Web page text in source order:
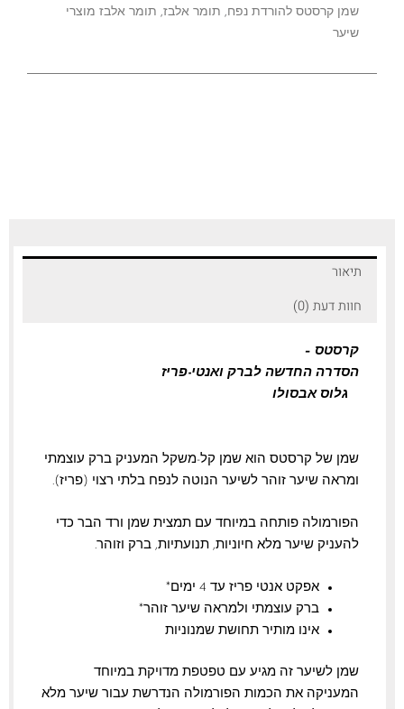
שמן קרסטס להורדת נפח, תומר אלבז, תומר אלבז מוצרי
שיער
תיאור
חוות דעת (0)
קרסטס –
הסדרה החדשה לברק ואנטי-פריז
גלוס אבסולו
שמן של קרסטס הוא שמן קל-משקל המעניק ברק עוצמתי
ומראה שיער זוהר לשיער הנוטה לנפח בלתי רצוי (פריז).
הפורמולה פותחה במיוחד עם תמצית שמן ורד הבר כדי
להעניק שיער מלא חיוניות, תנועתיות, ברק וזוהר.
אפקט אנטי פריז עד 4 ימים*
ברק עוצמתי ולמראה שיער זוהר*
אינו מותיר תחושת שמנוניות
שמן לשיער זה מגיע עם טפטפת מדויקת במיוחד
המעניקה את הכמות הפורמולה הנדרשת עבור שיער מלא